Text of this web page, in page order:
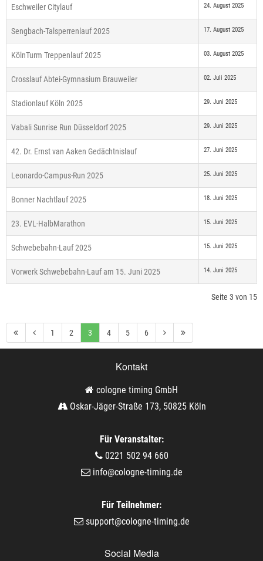
Eschweiler Citylauf 24. August 2025
Sengbach-Talsperrenlauf 2025 17. August 2025
KölnTurm Treppenlauf 2025 03. August 2025
Crosslauf Abtei-Gymnasium Brauweiler 02. Juli 2025
Stadionlauf Köln 2025 29. Juni 2025
Vabali Sunrise Run Düsseldorf 2025 29. Juni 2025
42. Dr. Ernst van Aaken Gedächtnislauf 27. Juni 2025
Leonardo-Campus-Run 2025 25. Juni 2025
Bonner Nachtlauf 2025 18. Juni 2025
23. EVL-HalbMarathon 15. Juni 2025
Schwebebahn-Lauf 2025 15. Juni 2025
Vorwerk Schwebebahn-Lauf am 15. Juni 2025 14. Juni 2025
Seite 3 von 15
1 2 3 4 5 6
Kontakt
cologne timing GmbH
Oskar-Jäger-Straße 173, 50825 Köln
Für Veranstalter:
0221 502 94 660
info@cologne-timing.de
Für Teilnehmer:
support@cologne-timing.de
Social Media